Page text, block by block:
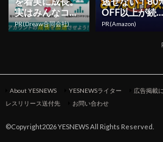
実はみんなココ
使ってます。
PR(Dreaw合同会社)
OFF以上が続
登場
PR(Amazon)
About YESNEWS YESNEWSライター 広告掲載
レスリリース送付先
お問い合わせ
©Copyright2026 YESNEWS All Rights Reserved.